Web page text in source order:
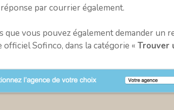
par courrier également.
que vous pouvez également demander
officiel Sofinco, dans la catégorie « Trouver